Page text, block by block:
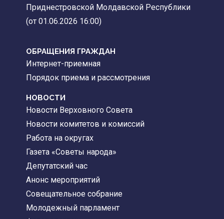
Приднестровской Молдавской Республики
(от 01.06.2026 16:00)
ОБРАЩЕНИЯ ГРАЖДАН
Интернет-приемная
Порядок приема и рассмотрения
НОВОСТИ
Новости Верховного Совета
Новости комитетов и комиссий
Работа на округах
Газета «Советы народа»
Депутатский час
Анонс мероприятий
Совещательное собрание
Молодежный парламент